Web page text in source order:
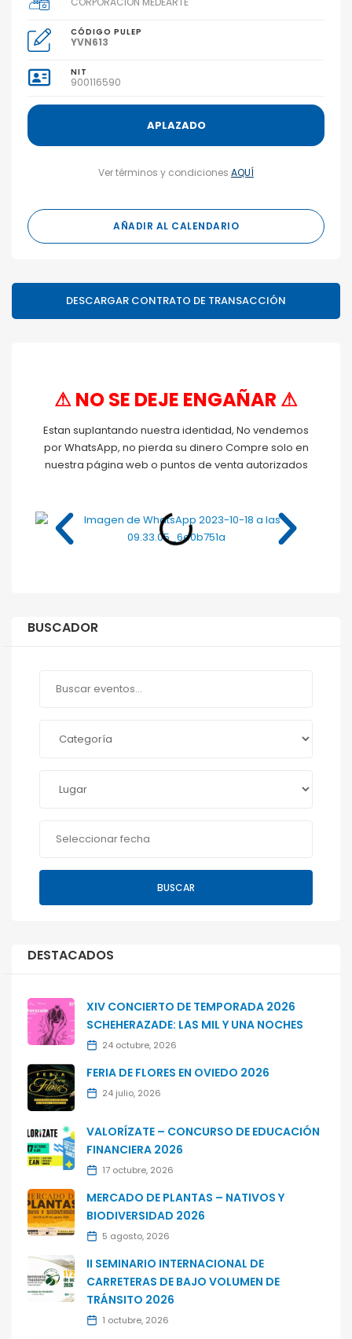
CÓDIGO PULEP
YVN613
NIT
900116590
APLAZADO
Ver términos y condiciones AQUÍ
AÑADIR AL CALENDARIO
DESCARGAR CONTRATO DE TRANSACCIÓN
⚠ NO SE DEJE ENGAÑAR ⚠
Estan suplantando nuestra identidad, No vendemos
por WhatsApp, no pierda su dinero Compre solo en
nuestra página web o puntos de venta autorizados
BUSCADOR
BUSCAR
DESTACADOS
XIV CONCIERTO DE TEMPORADA 2026
SCHEHERAZADE: LAS MIL Y UNA NOCHES
24 octubre, 2026
FERIA DE FLORES EN OVIEDO 2026
24 julio, 2026
VALORÍZATE – CONCURSO DE EDUCACIÓN
FINANCIERA 2026
17 octubre, 2026
MERCADO DE PLANTAS – NATIVOS Y
BIODIVERSIDAD 2026
5 agosto, 2026
II SEMINARIO INTERNACIONAL DE
CARRETERAS DE BAJO VOLUMEN DE
TRÁNSITO 2026
1 octubre, 2026